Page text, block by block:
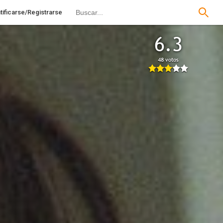
Registrarse
6.3
48 votos